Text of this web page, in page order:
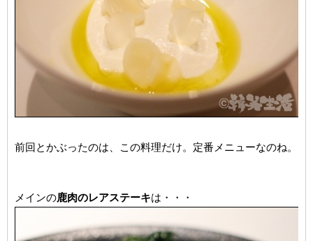
前回とかぶったのは、この料理だけ。定番メニューなのね。
メインの鹿肉のレアステーキは・・・